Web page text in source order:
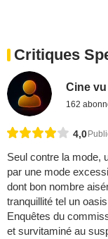
Critiques
Cine vu
162
4,0
Seul contre la mode,
par une mode
dont bon nombre
tranquillité tel un
Enquêtes du
et survitaminé au